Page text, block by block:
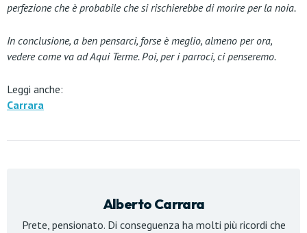
perfezione che è probabile che si rischierebbe di morire per la noia.
In conclusione, a ben pensarci, forse è meglio, almeno per ora,
vedere come va ad Aqui Terme. Poi, per i parroci, ci penseremo.
Leggi anche:
Carrara
Alberto Carrara
Prete, pensionato. Di conseguenza ha molti più ricordi che